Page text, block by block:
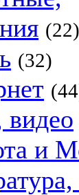
(22)
(32)
и